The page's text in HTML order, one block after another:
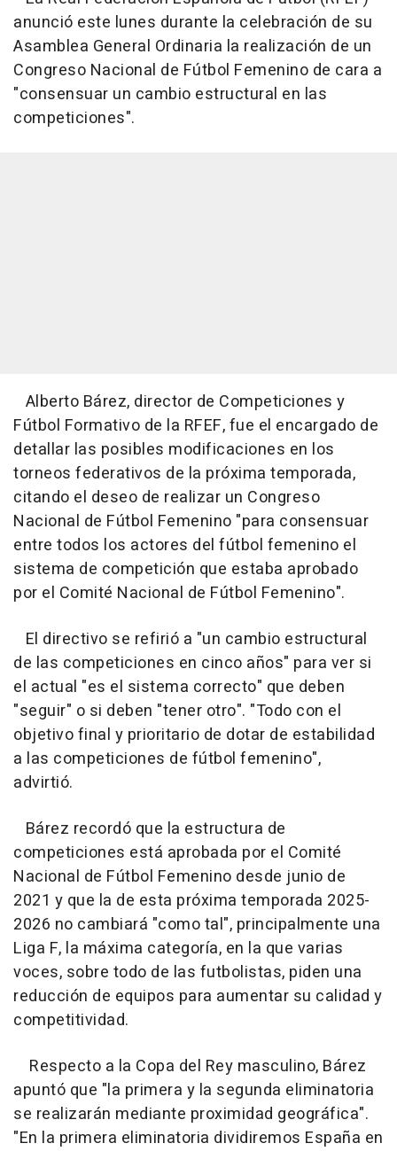
anunció este lunes durante la celebración de su
Asamblea General Ordinaria la realización de un
Congreso Nacional de Fútbol Femenino de cara a
"consensuar un cambio estructural en las
competiciones".
Alberto Bárez, director de Competiciones y
Fútbol Formativo de la RFEF, fue el encargado de
detallar las posibles modificaciones en los
torneos federativos de la próxima temporada,
citando el deseo de realizar un Congreso
Nacional de Fútbol Femenino "para consensuar
entre todos los actores del fútbol femenino el
sistema de competición que estaba aprobado
por el Comité Nacional de Fútbol Femenino".
El directivo se refirió a "un cambio estructural
de las competiciones en cinco años" para ver si
el actual "es el sistema correcto" que deben
"seguir" o si deben "tener otro". "Todo con el
objetivo final y prioritario de dotar de estabilidad
a las competiciones de fútbol femenino",
advirtió.
Bárez recordó que la estructura de
competiciones está aprobada por el Comité
Nacional de Fútbol Femenino desde junio de
2021 y que la de esta próxima temporada 2025-
2026 no cambiará "como tal", principalmente una
Liga F, la máxima categoría, en la que varias
voces, sobre todo de las futbolistas, piden una
reducción de equipos para aumentar su calidad y
competitividad.
Respecto a la Copa del Rey masculino, Bárez
apuntó que "la primera y la segunda eliminatoria
se realizarán mediante proximidad geográfica".
"En la primera eliminatoria dividiremos España en